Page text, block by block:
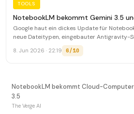
TOOLS
NotebookLM bekommt Gemini 3.5
Google haut ein dickes Update für
neue Dateitypen, eingebauter Antigravity-
8. Jun 2026 · 22:19 6/10
NotebookLM bekommt Cloud-
3.5
The Verge AI